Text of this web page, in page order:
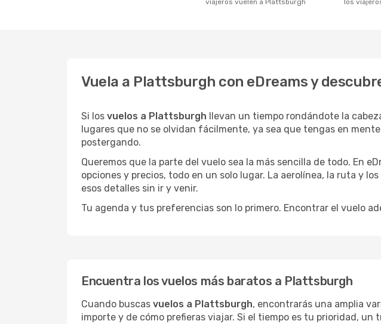
viajeros vuelen a Plattsburgh
los
Vuela a Plattsburgh con eDreams y
Si los vuelos a Plattsburgh llevan un tiempo rondándote la
lugares que no se olvidan fácilmente, ya sea que tengas en
postergando.
Queremos que la parte del vuelo sea la más sencilla de todo. En
opciones y precios, todo en un solo lugar. La aerolínea, la ruta y
esos detalles sin ir y venir.
Tu agenda y tus preferencias son lo primero. Encontrar el vuelo
Encuentra los vuelos más baratos a Plattsburgh
Cuando buscas vuelos a Plattsburgh, encontrarás una amplia
importe y de cómo prefieras viajar. Si el tiempo es tu prioridad,